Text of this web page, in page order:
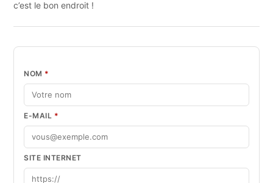
c’est le bon endroit !
NOM *
E-MAIL *
SITE INTERNET